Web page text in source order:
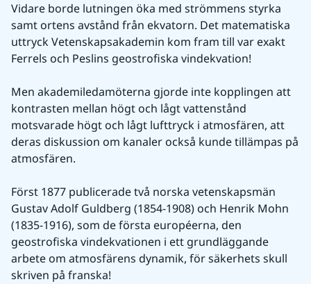
Vidare borde lutningen öka med strömmens styrka
samt ortens avstånd från ekvatorn. Det matematiska
uttryck Vetenskapsakademin kom fram till var exakt
Ferrels och Peslins geostrofiska vindekvation!
Men akademiledamöterna gjorde inte kopplingen att
kontrasten mellan högt och lågt vattenstånd
motsvarade högt och lågt lufttryck i atmosfären, att
deras diskussion om kanaler också kunde tillämpas på
atmosfären.
Först 1877 publicerade två norska vetenskapsmän
Gustav Adolf Guldberg (1854-1908) och Henrik Mohn
(1835-1916), som de första européerna, den
geostrofiska vindekvationen i ett grundläggande
arbete om atmosfärens dynamik, för säkerhets skull
skriven på franska!